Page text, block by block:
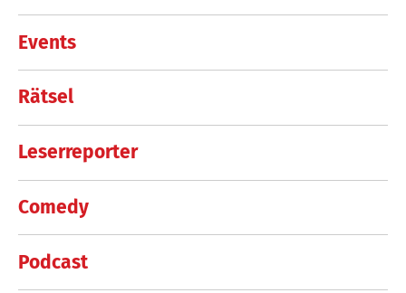
Events
Rätsel
Leserreporter
Comedy
Podcast